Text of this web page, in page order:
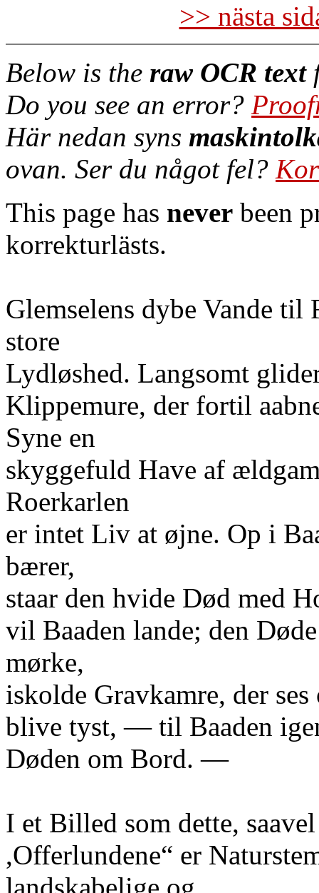
>> nästa
Below is the raw OCR text
Do you see an error?
Här nedan syns
ovan. Ser du något fel?
This page has never been
korrekturlästs.
Glemselens dybe Vande til
store
Lydløshed. Langsomt
Klippemure, der fortil
Syne en
skyggefuld Have af
Roerkarlen
er intet Liv at øjne. Op i
bærer,
staar den hvide Død med
vil Baaden lande; den
mørke,
iskolde Gravkamre, der
blive tyst, — til Baaden
Døden om Bord. —
I et Billed som dette,
,Offerlundene“ er